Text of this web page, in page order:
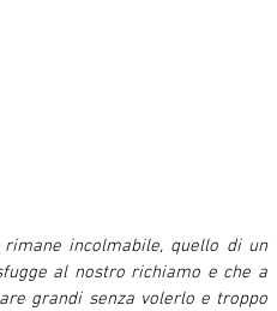
incolmabile, quello di un
al nostro richiamo e che a
grandi senza volerlo e troppo